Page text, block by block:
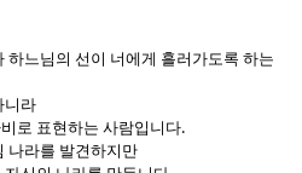
하느님의 선이 너에게 흘러가도록 하는
니라
로 표현하는 사람입니다.
나라를 발견하지만